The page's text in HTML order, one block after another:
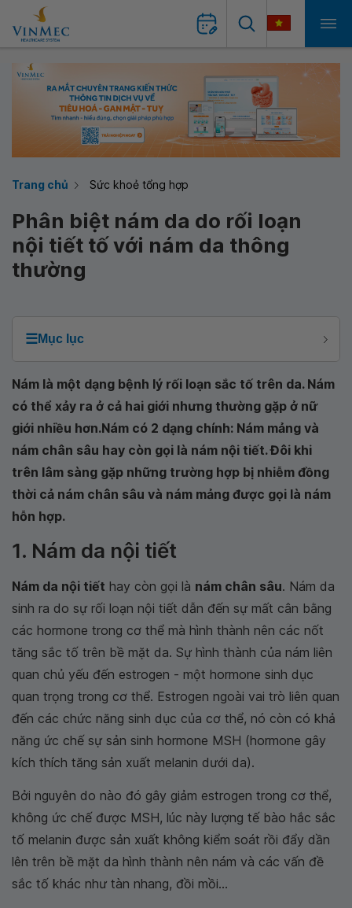
Trang chủ Sức khoẻ tổng hợp
Phân biệt nám da do rối loạn
nội tiết tố với nám da thông
thường
☰Mục lục
Nám là một dạng bệnh lý rối loạn sắc tố trên da. Nám
có thể xảy ra ở cả hai giới nhưng thường gặp ở nữ
giới nhiều hơn.Nám có 2 dạng chính: Nám mảng và
nám chân sâu hay còn gọi là nám nội tiết. Đôi khi
trên lâm sàng gặp những trường hợp bị nhiễm đồng
thời cả nám chân sâu và nám mảng được gọi là nám
hỗn hợp.
1. Nám da nội tiết
Nám da nội tiết hay còn gọi là nám chân sâu. Nám da
sinh ra do sự rối loạn nội tiết dẫn đến sự mất cân bằng
các hormone trong cơ thể mà hình thành nên các nốt
tăng sắc tố trên bề mặt da. Sự hình thành của nám liên
quan chủ yếu đến estrogen - một hormone sinh dục
quan trọng trong cơ thể. Estrogen ngoài vai trò liên quan
đến các chức năng sinh dục của cơ thể, nó còn có khả
năng ức chế sự sản sinh hormone MSH (hormone gây
kích thích tăng sản xuất melanin dưới da).
Bởi nguyên do nào đó gây giảm estrogen trong cơ thể,
không ức chế được MSH, lúc này lượng tế bào hắc sắc
tố melanin được sản xuất không kiểm soát rồi đẩy dần
lên trên bề mặt da hình thành nên nám và các vấn đề
sắc tố khác như tàn nhang, đồi mồi...